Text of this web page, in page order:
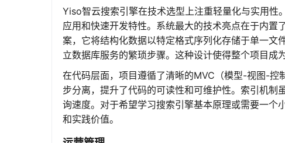
Yiso智云搜索引擎在技术选型上注重轻量化与实用性
应用和快速开发特性。系统最大的技术亮点在于内置
案，它将结构化数据以特定格式序列化存储于单一文
立数据库服务的繁琐步骤。这种设计使得整个项目成
在代码层面，项目遵循了清晰的MVC（模型-视图-控
步分离，提升了代码的可读性和可维护性。索引机
询速度。对于希望学习搜索引擎基本原理或需要一
和实践价值。